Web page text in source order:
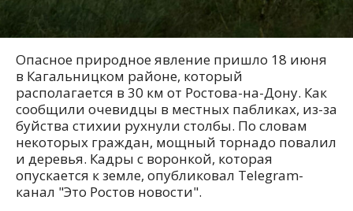
Опасное природное явление пришло 18 июня
в Кагальницком районе, который
располагается в 30 км от Ростова-на-Дону. Как
сообщили очевидцы в местных пабликах, из-за
буйства стихии рухнули столбы. По словам
некоторых граждан, мощный торнадо повалил
и деревья. Кадры с воронкой, которая
опускается к земле, опубликовал Telegram-
канал "Это Ростов новости".